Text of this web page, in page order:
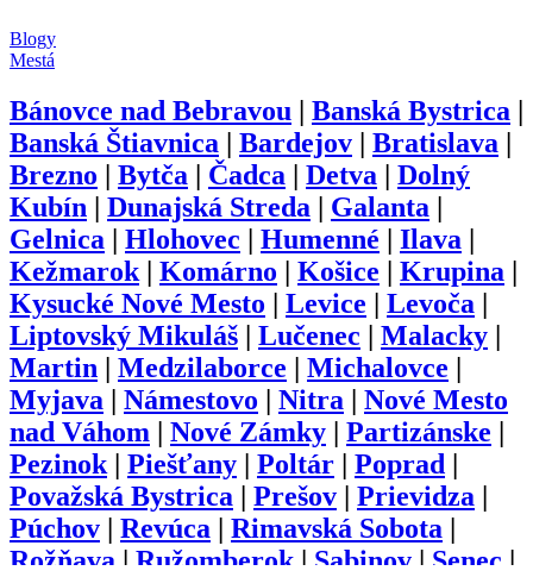
Blogy
Mestá
Bánovce nad Bebravou | Banská Bystrica |
Banská Štiavnica | Bardejov | Bratislava |
Brezno | Bytča | Čadca | Detva | Dolný
Kubín | Dunajská Streda | Galanta |
Gelnica | Hlohovec | Humenné | Ilava |
Kežmarok | Komárno | Košice | Krupina |
Kysucké Nové Mesto | Levice | Levoča |
Liptovský Mikuláš | Lučenec | Malacky |
Martin | Medzilaborce | Michalovce |
Myjava | Námestovo | Nitra | Nové Mesto
nad Váhom | Nové Zámky | Partizánske |
Pezinok | Piešťany | Poltár | Poprad |
Považská Bystrica | Prešov | Prievidza |
Púchov | Revúca | Rimavská Sobota |
Rožňava | Ružomberok | Sabinov | Senec |